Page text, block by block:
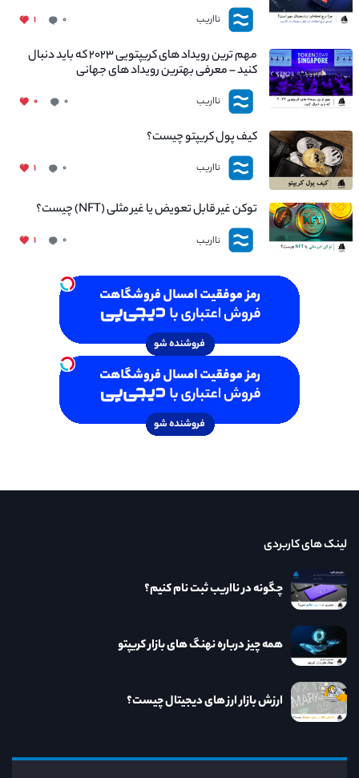
نااریب ۰ ۱
مهم ترین رویداد های کریپتویی ۲۰۲۳ که باید دنبال
کنید – معرفی بهترین رویداد های جهانی
نااریب ۰ ۰
کیف پول کریپتو چیست؟
نااریب ۰ ۱
توکن غیر قابل تعویض یا غیر مثلی (NFT) چیست؟
نااریب ۰ ۱
لینک های کاربردی
چگونه در نااریب ثبت نام کنیم؟
همه چیز درباره نهنگ های بازار کریپتو
ارزش بازار ارز های دیجیتال چیست؟